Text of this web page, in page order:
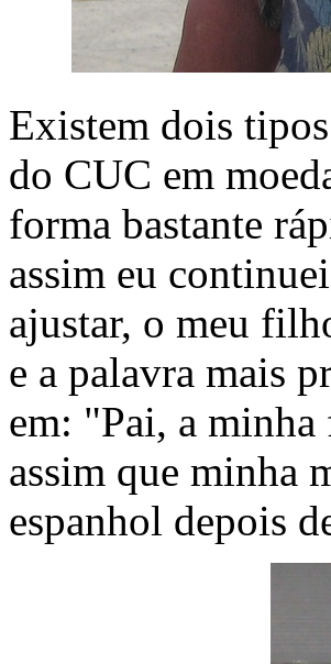
Existem dois
do CUC em
forma bastante
assim eu
ajustar, o meu
e a palavra mais
em: "Pai, a
assim que minha
espanhol depois